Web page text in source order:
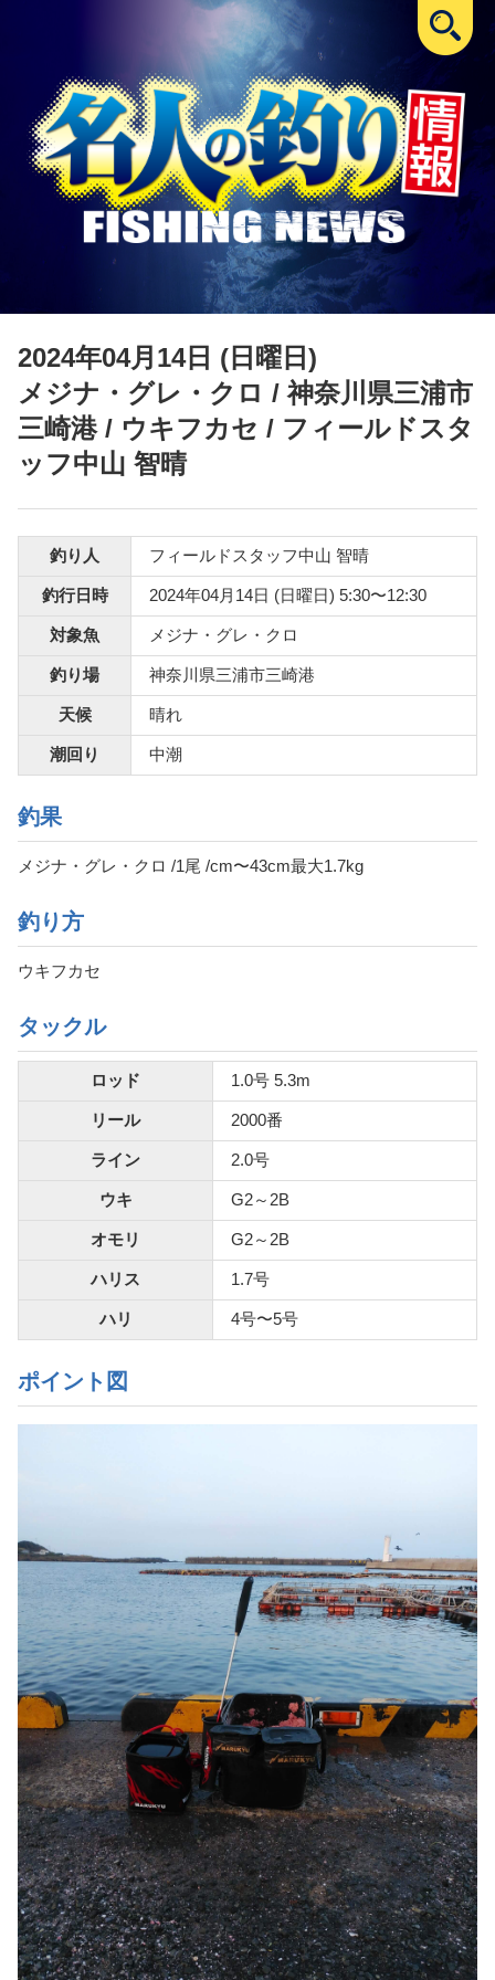
2024年04月14日 (日曜日)
メジナ・グレ・クロ / 神奈川県三浦市
三崎港 / ウキフカセ / フィールドスタ
ッフ中山 智晴
釣り人 フィールドスタッフ中山 智晴
釣行日時 2024年04月14日 (日曜日) 5:30〜12:30
対象魚 メジナ・グレ・クロ
釣り場 神奈川県三浦市三崎港
天候 晴れ
潮回り 中潮
釣果
メジナ・グレ・クロ /1尾 /cm〜43cm最大1.7kg
釣り方
ウキフカセ
タックル
ロッド 1.0号 5.3m
リール 2000番
ライン 2.0号
ウキ G2～2B
オモリ G2～2B
ハリス 1.7号
ハリ 4号〜5号
ポイント図